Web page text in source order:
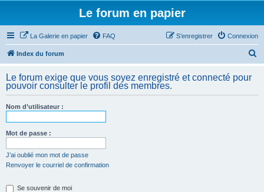
Le forum en papier
La Galerie en papier FAQ Connexion
S’enregistrer
Index du forum
h
Le forum exige que vous soyez enregistré et connecté pour
pouvoir consulter le profil des membres.
Nom d’utilisateur :
Mot de passe :
J’ai oublié mon mot de passe
Renvoyer le courriel de confirmation
Se souvenir de moi